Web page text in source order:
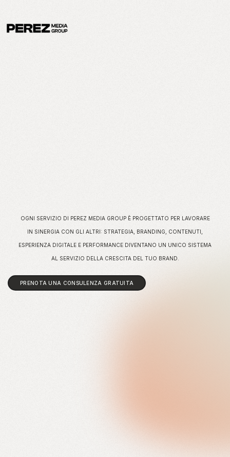
OGNI SERVIZIO DI PEREZ MEDIA GROUP È PROGETTATO PER LAVORARE
IN SINERGIA CON GLI ALTRI: STRATEGIA, BRANDING, CONTENUTI,
ESPERIENZA DIGITALE E PERFORMANCE DIVENTANO UN UNICO SISTEMA
AL SERVIZIO DELLA CRESCITA DEL TUO BRAND.
PRENOTA UNA CONSULENZA GRATUITA